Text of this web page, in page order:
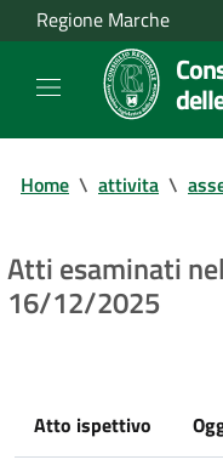
Regione Marche
Home \ attivita \
Atti esaminati
16/12/2025
Atto ispettivo